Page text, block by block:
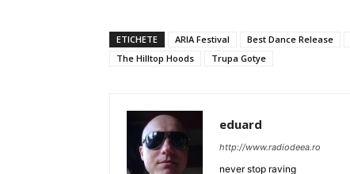
ETICHETE ARIA Festival Best Dance Release
The Hilltop Hoods
Trupa Gotye
eduard
http://www.radiodeea.ro
never stop raving